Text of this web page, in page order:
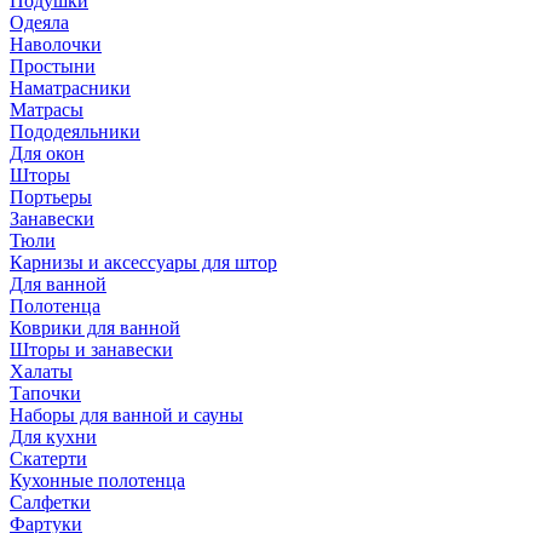
Одеяла
Наволочки
Простыни
Наматрасники
Матрасы
Пододеяльники
Для окон
Шторы
Портьеры
Занавески
Тюли
Карнизы и аксессуары для штор
Для ванной
Полотенца
Коврики для ванной
Шторы и занавески
Халаты
Тапочки
Наборы для ванной и сауны
Для кухни
Скатерти
Кухонные полотенца
Салфетки
Фартуки